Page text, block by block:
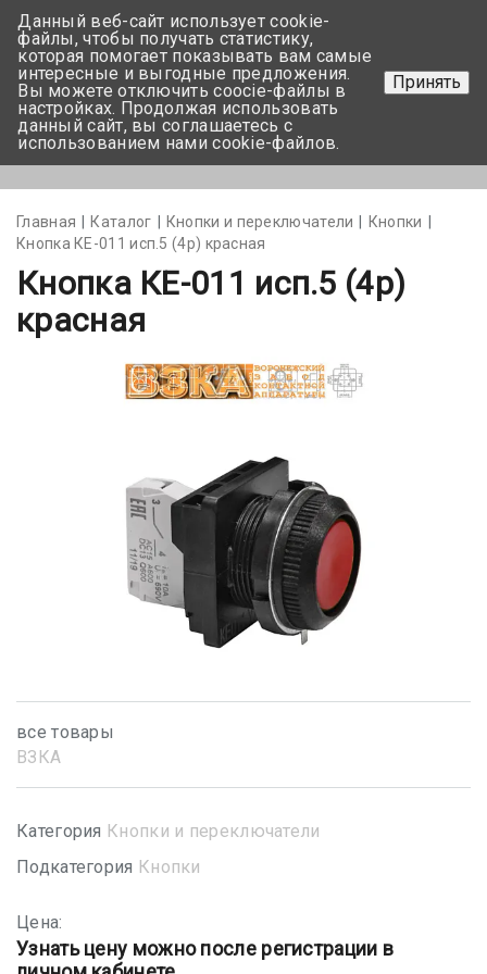
+375 17-350-99-56
+375 44-752-82-08
Задать вопрос
Главная Каталог Кнопки и переключатели
Кнопки
Кнопка КЕ-011 исп.5 (4р) красная
Кнопка КЕ-011 исп.5 (4р)
красная
все товары
ВЗКА
Категория Кнопки и переключатели
Подкатегория Кнопки
Цена:
Узнать цену можно после регистрации в
Данный веб-сайт использует cookie-
файлы, чтобы получать статистику,
которая помогает показывать вам самые
интересные и выгодные предложения.
Вы можете отключить coocie-файлы в
настройках. Продолжая использовать
данный сайт, вы соглашаетесь с
использованием нами cookie-файлов.
Принять